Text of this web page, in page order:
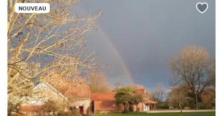
NOUVEAU